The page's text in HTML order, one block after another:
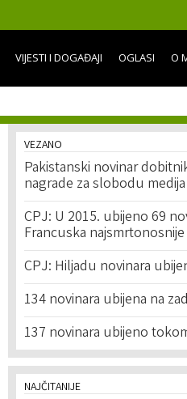
VIJESTI I DOGAĐAJI OGLASI O
VEZANO
Pakistanski novinar
nagrade za slobodu medija
CPJ: U 2015. ubijeno 69
Francuska najsmrtonosnije
CPJ: Hiljadu novinara
134 novinara ubijena na
137 novinara ubijeno
NAJČITANIJE